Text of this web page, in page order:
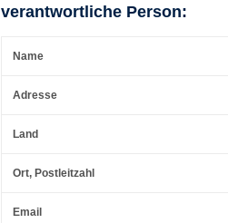
Trolley Farbe-Silber
verantwortliche Person:
Name
Adresse
Land
Ort, Postleitzahl
Email